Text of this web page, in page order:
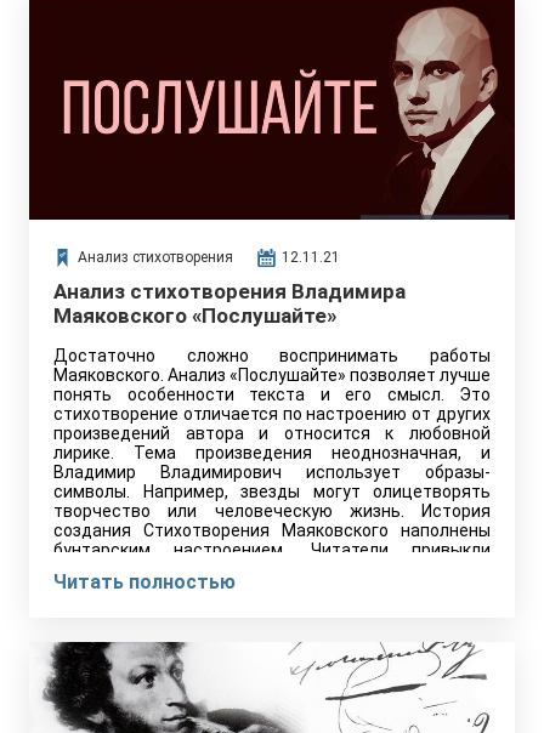
Анализ стихотворения 12.11.21
Анализ стихотворения Владимира
Маяковского «Послушайте»
Достаточно сложно воспринимать работы
Маяковского. Анализ «Послушайте» позволяет лучше
понять особенности текста и его смысл. Это
стихотворение отличается по настроению от других
произведений автора и относится к любовной
лирике. Тема произведения неоднозначная, и
Владимир Владимирович использует образы-
символы. Например, звезды могут олицетворять
творчество или человеческую жизнь. История
создания Стихотворения Маяковского наполнены
бунтарским настроением. Читатели привыкли
Читать полностью